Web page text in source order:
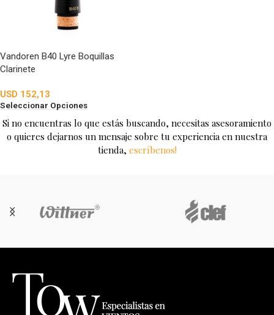
Vandoren B40 Lyre Boquillas
Clarinete
USD 152,13
Seleccionar Opciones
Si no encuentras lo que estás buscando, necesitas asesoramiento
o quieres dejarnos un mensaje sobre tu experiencia en nuestra
tienda, escríbenos!